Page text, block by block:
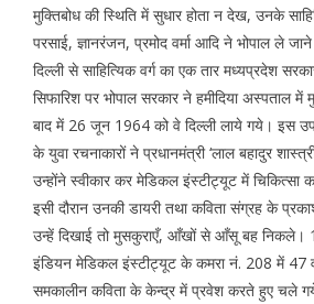
मुक्तिबोध की स्थिति में सुधार होता न देख, उनके
परसाई, ज्ञानरंजन, प्रमोद वर्मा आदि ने भोपाल ले
दिल्ली से साहित्यिक वर्ग का एक तार मध्यप्रदेश
सिफारिश पर भोपाल सरकार ने हमीदिया अस्पताल में
बाद में 26 जून 1964 को वे दिल्ली लाये गये। इस
के युवा रचनाकारों ने प्रधानमंत्री ‘लाल बहादुर
उन्होंने स्वीकार कर मेडिकल इंस्टीट्यूट में चिकित्सा
इसी दौरान उनकी डायरी तथा कविता संग्रह के
उन्हें दिखाई तो मुसकुराएँ, आँखों से आँसू बह निकले।
इंडियन मेडिकल इंस्टीट्यूट के कमरा नं. 208 में 47
समकालीन कविता के केन्द्र में प्रवेश करते हुए चले